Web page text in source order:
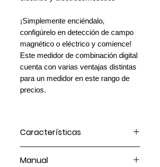
¡Simplemente enciéndalo,
configúrelo en detección de campo
magnético o eléctrico y comience!
Este medidor de combinación digital
cuenta con varias ventajas distintas
para un medidor en este rango de
precios.
Características
muy plana (-1 dB) de 16 Hz a
Manual